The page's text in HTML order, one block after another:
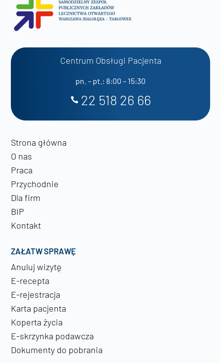
Centrum Obsługi Pacjenta
pn. – pt.: 8:00 – 15:30
22 518 26 66
Strona główna
O nas
Praca
Przychodnie
Dla firm
BIP
Kontakt
ZAŁATW SPRAWĘ
Anuluj wizytę
E-recepta
E-rejestracja
Karta pacjenta
Koperta życia
E-skrzynka podawcza
Dokumenty do pobrania